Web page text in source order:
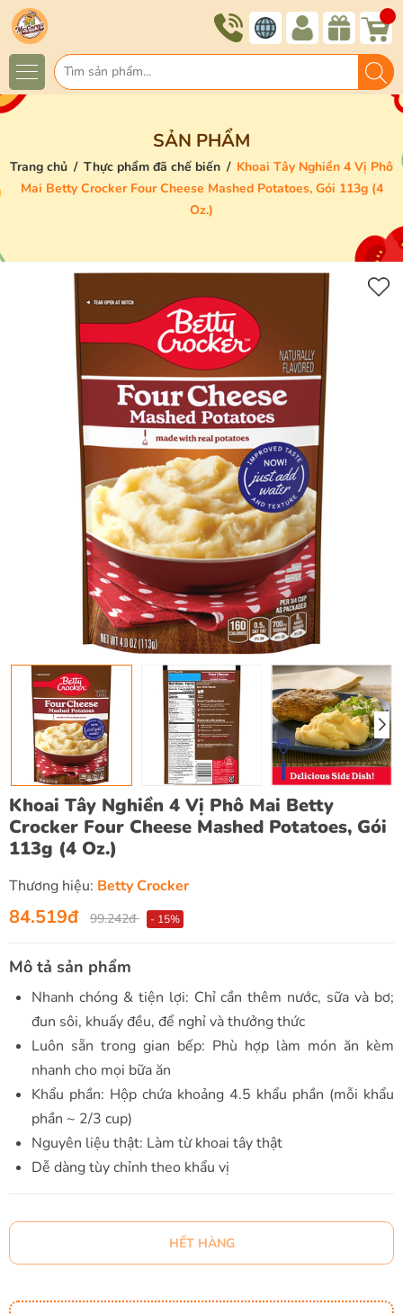
SẢN PHẨM
Trang chủ / Thực phẩm đã chế biến / Khoai Tây Nghiền 4 Vị Phô
Mai Betty Crocker Four Cheese Mashed Potatoes, Gói 113g (4
Oz.)
Khoai Tây Nghiền 4 Vị Phô Mai Betty
Crocker Four Cheese Mashed Potatoes, Gói
113g (4 Oz.)
Thương hiệu: Betty Crocker
84.519đ 99.242đ - 15%
Mô tả sản phẩm
Nhanh chóng & tiện lợi: Chỉ cần thêm nước, sữa và bơ;
đun sôi, khuấy đều, để nghỉ và thưởng thức
Luôn sẵn trong gian bếp: Phù hợp làm món ăn kèm
nhanh cho mọi bữa ăn
Khẩu phần: Hộp chứa khoảng 4.5 khẩu phần (mỗi khẩu
phần ~ 2/3 cup)
Nguyên liệu thật: Làm từ khoai tây thật
Dễ dàng tùy chỉnh theo khẩu vị
HẾT HÀNG